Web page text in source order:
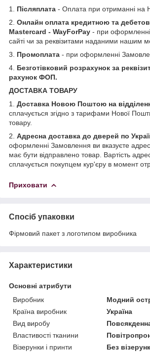
1. Післяплата - Оплата при отриманні на
2. Онлайн оплата кредитною та
Mastercard - WayForPay - при
сайті чи за реквізитами наданими нашим
3. Промоплата - при оформленні
4. Безготівковий розрахунок за
рахунок ФОП.
ДОСТАВКА ТОВАРУ
1.
Доставка Новою Поштою на
сплачується згідно з тарифами Нової
товару.
2. Адресна доставка до дверей по
оформленні Замовлення ви вказуєте
має бути відправлено товар. Вартість
сплачується покупцем кур'єру в момент
Приховати
Спосіб упаковки
Фірмовий пакет з логотипом виробника
Характеристики
Основні атрибути
Виробник
Модний
Країна виробник
Україна
Вид виробу
Властивості тканини
Візерунки і принти
Без